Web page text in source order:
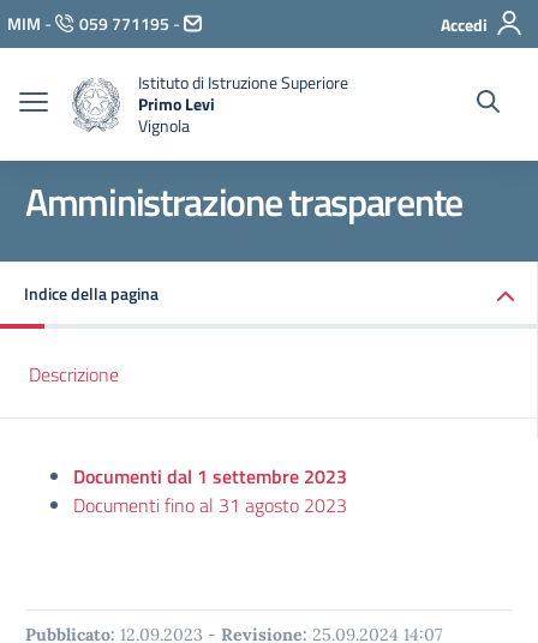
Vai ai contenuti
Vai al menu di navigazione
Vai al footer
MIM - 059 771195 - Accedi
Istituto di Istruzione Superiore
Primo Levi
Vignola
Amministrazione trasparente
Indice della pagina
Descrizione
Documenti dal 1 settembre 2023
Documenti fino al 31 agosto 2023
Pubblicato: 12.09.2023 - Revisione: 25.09.2024 14:07